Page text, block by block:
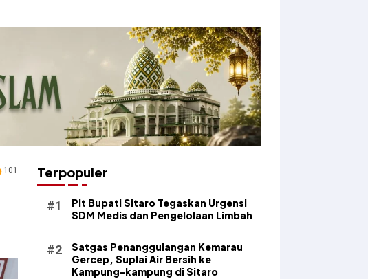
101 Terpopuler
​Plt Bupati Sitaro Tegaskan Urgensi
SDM Medis dan Pengelolaan Limbah
Satgas Penanggulangan Kemarau
Gercep, Suplai Air Bersih ke
Kampung-kampung di Sitaro